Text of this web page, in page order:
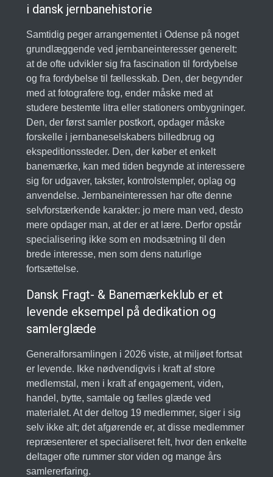
i dansk jernbanehistorie
Samtidig peger arrangementet i Odense på noget
grundlæggende ved jernbaneinteresser generelt:
at de ofte udvikler sig fra fascination til fordybelse
og fra fordybelse til fællesskab. Den, der begynder
med at fotografere tog, ender måske med at
studere bestemte litra eller stationers ombygninger.
Den, der først samler postkort, opdager måske
forskelle i jernbaneselskabers billedbrug og
ekspeditionssteder. Den, der køber et enkelt
banemærke, kan med tiden begynde at interessere
sig for udgaver, takster, kontrolstempler, oplag og
anvendelse. Jernbaneinteressen har ofte denne
selvforstærkende karakter: jo mere man ved, desto
mere opdager man, at der er at lære. Derfor opstår
specialisering ikke som en modsætning til den
brede interesse, men som dens naturlige
fortsættelse.
Dansk Fragt- & Banemærkeklub er et
levende eksempel på dedikation og
samlerglæde
Generalforsamlingen i 2026 viste, at miljøet fortsat
er levende. Ikke nødvendigvis i kraft af store
medlemstal, men i kraft af engagement, viden,
handel, bytte, samtale og fælles glæde ved
materialet. At der deltog 19 medlemmer, siger i sig
selv ikke alt; det afgørende er, at disse medlemmer
repræsenterer et specialiseret felt, hvor den enkelte
deltager ofte rummer stor viden og mange års
samlererfaring.